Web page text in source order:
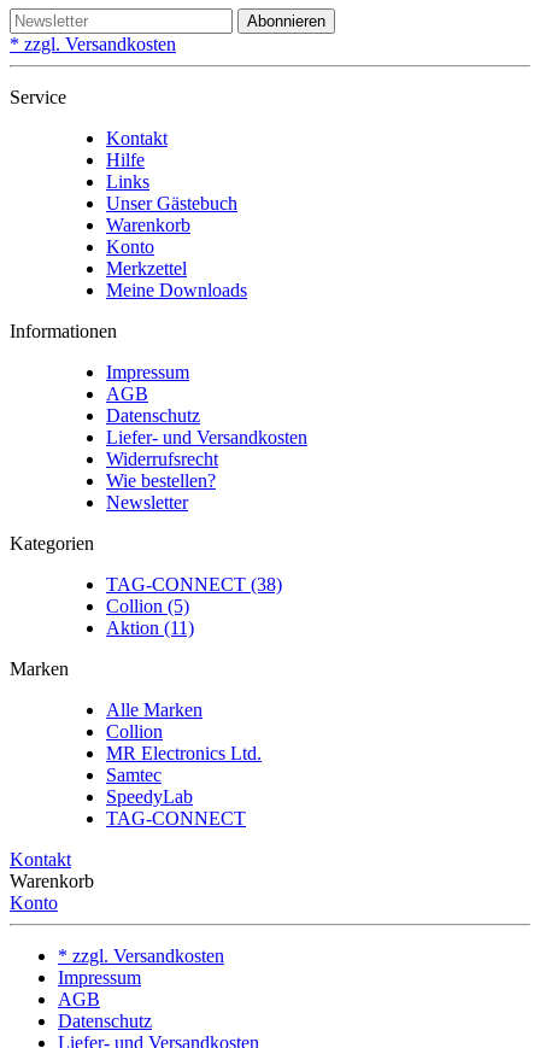
Abonnieren
* zzgl. Versandkosten
Service
Kontakt
Hilfe
Links
Unser Gästebuch
Warenkorb
Konto
Merkzettel
Meine Downloads
Informationen
Impressum
AGB
Datenschutz
Liefer- und Versandkosten
Widerrufsrecht
Wie bestellen?
Newsletter
Kategorien
TAG-CONNECT (38)
Collion (5)
Aktion (11)
Marken
Alle Marken
Collion
MR Electronics Ltd.
Samtec
SpeedyLab
TAG-CONNECT
Kontakt
Warenkorb
Konto
* zzgl. Versandkosten
Impressum
AGB
Datenschutz
Liefer- und Versandkosten